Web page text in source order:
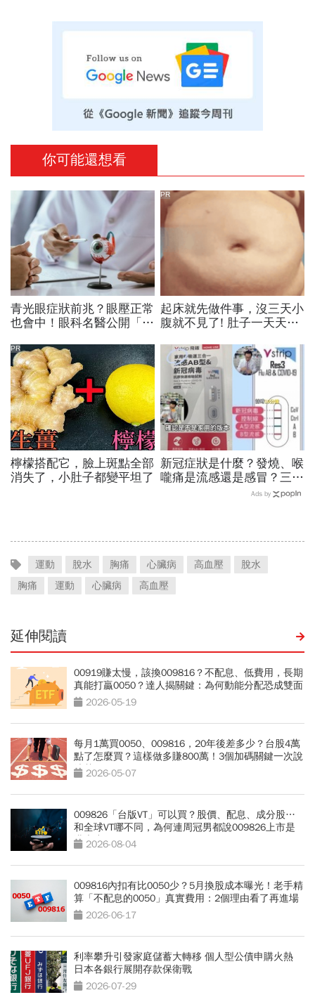
你可能還想看
青光眼症狀前兆？眼壓正常
也會中！眼科名醫公開「護
驟」：三餐多吃「1類食
物」護眼
起床就先做件事，沒三天小
腹就不見了! 肚子一天天變
PR
檸檬搭配它，臉上斑點全部
消失了，小肚子都變平坦了
PR
新冠症狀是什麼？發燒、喉
嚨痛是流感還是感冒？三合
一快篩一次驗3種，哪裡有
Ads by
運動 脫水 胸痛 心臟病 高血壓
脫水
胸痛
運動 心臟病 高血壓
延伸閱讀
00919賺太慢，該換009816？不配息、低費用，長期
真能打贏0050？達人揭關鍵：為何動能分配恐成雙面
刃 2026-05-19
每月1萬買0050、009816，20年後差多少？台股4萬
點了怎麼買？這樣做多賺800萬！3個加碼關鍵一次說
清楚2026-05-07
009826「台版VT」可以買？股價、配息、成分股…
和全球VT哪不同，為何連周冠男都說009826上市是
邁大步？
2026-08-04
009816內扣有比0050少？5月換股成本曝光！老手精
算「不配息的0050」真實費用：2個理由看了再進場
2026-06-17
利率攀升引發家庭儲蓄大轉移 個人型公債申購火熱
日本各銀行展開存款保衛戰
2026-07-29